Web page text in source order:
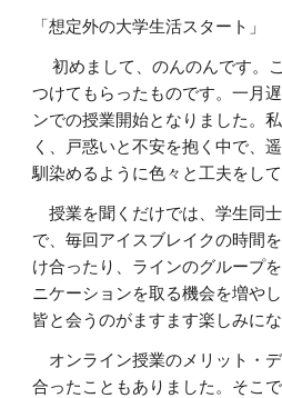
「想定外の大学生活スタート」
初めまして、のんのんです。
つけてもらったものです。一月
ンでの授業開始となりました。
く、戸惑いと不安を抱く中で、
馴染めるように色々と工夫をして
授業を聞くだけでは、学生同
で、毎回アイスブレイクの時間
け合ったり、ラインのグループ
ニケーションを取る機会を増や
皆と会うのがますます楽しみにな
オンライン授業のメリット・
合ったこともありました。そこ